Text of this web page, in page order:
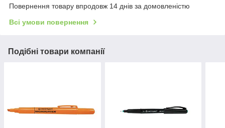
Повернення товару впродовж 14 днів за домовленістю
Всі умови повернення
Подібні товари компанії